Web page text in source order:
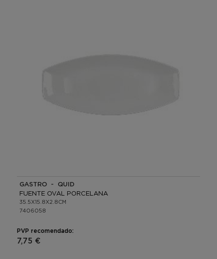
GASTRO - QUID
FUENTE OVAL PORCELANA
35.5X15.8X2.8CM
7406058
PVP recomendado:
7,75 €